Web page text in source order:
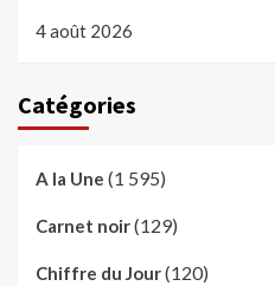
4 août 2026
Catégories
A la Une (1 595)
Carnet noir(129)
Chiffre du Jour(120)